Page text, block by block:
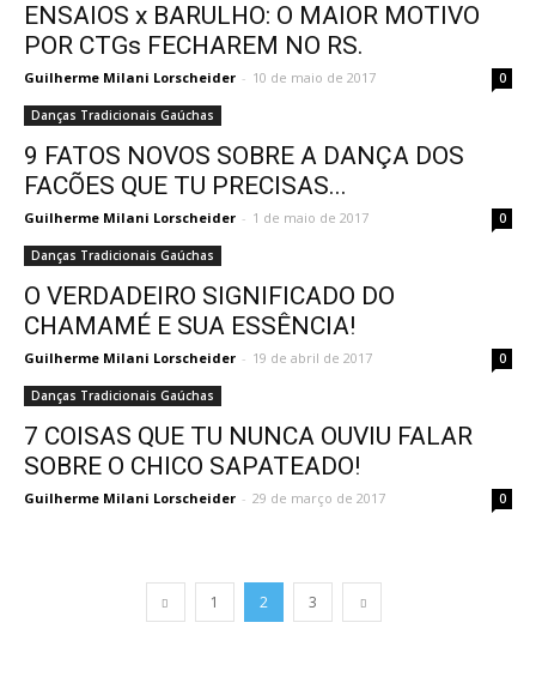
ENSAIOS x BARULHO: O MAIOR MOTIVO
POR CTGs FECHAREM NO RS.
Guilherme Milani Lorscheider - 10 de maio de 2017 0
Danças Tradicionais Gaúchas
9 FATOS NOVOS SOBRE A DANÇA DOS
FACÕES QUE TU PRECISAS...
Guilherme Milani Lorscheider - 1 de maio de 2017 0
Danças Tradicionais Gaúchas
O VERDADEIRO SIGNIFICADO DO
CHAMAMÉ E SUA ESSÊNCIA!
Guilherme Milani Lorscheider - 19 de abril de 2017 0
Danças Tradicionais Gaúchas
7 COISAS QUE TU NUNCA OUVIU FALAR
SOBRE O CHICO SAPATEADO!
Guilherme Milani Lorscheider - 29 de março de 2017 0
1 2 3